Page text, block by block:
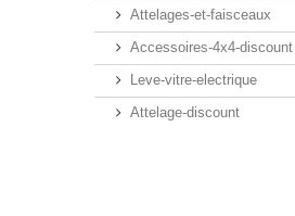
Attelages-et-faisceaux
Accessoires-4x4-discount
Leve-vitre-electrique
Attelage-discount